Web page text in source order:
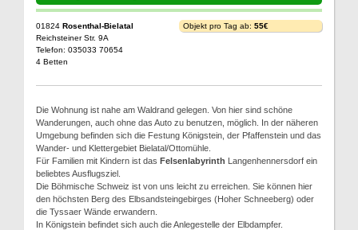
01824 Rosenthal-Bielatal
Reichsteiner Str. 9A
Telefon: 035033 70654
4 Betten
Objekt pro Tag ab: 55€
Die Wohnung ist nahe am Waldrand gelegen. Von hier sind schöne
Wanderungen, auch ohne das Auto zu benutzen, möglich. In der näheren
Umgebung befinden sich die Festung Königstein, der Pfaffenstein und das
Wander- und Klettergebiet Bielatal/Ottomühle.
Für Familien mit Kindern ist das Felsenlabyrinth Langenhennersdorf ein
beliebtes Ausflugsziel.
Die Böhmische Schweiz ist von uns leicht zu erreichen. Sie können hier
den höchsten Berg des Elbsandsteingebirges (Hoher Schneeberg) oder
die Tyssaer Wände erwandern.
In Königstein befindet sich auch die Anlegestelle der Elbdampfer.